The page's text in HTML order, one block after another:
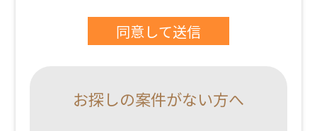
お探しの案件がない方へ